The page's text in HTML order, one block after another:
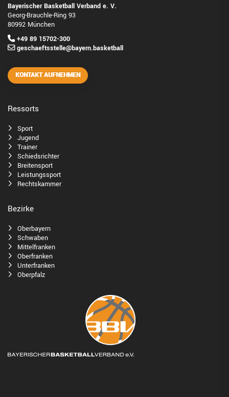
Bayerischer Basketball Verband e. V.
Georg-Brauchle-Ring 93
80992 München
+49 89 15702-300
geschaeftsstelle@bayern.basketball
KONTAKT AUFNEHMEN
Ressorts
Sport
Jugend
Trainer
Schiedsrichter
Breitensport
Leistungssport
Rechtskammer
Bezirke
Oberbayern
Schwaben
Mittelfranken
Oberfranken
Unterfranken
Oberpfalz